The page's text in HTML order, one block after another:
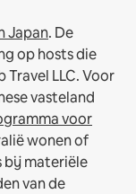
Japan. De
op hosts die
LLC.Voor
vasteland
voor
wonen of
bij materiële
van de